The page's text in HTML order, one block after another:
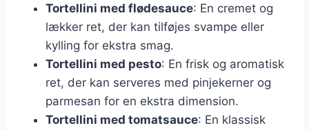
Tortellini med flødesauce: En cremet og
lækker ret, der kan tilføjes svampe eller
kylling for ekstra smag.
Tortellini med pesto: En frisk og aromatisk
ret, der kan serveres med pinjekerner og
parmesan for en ekstra dimension.
Tortellini med tomatsauce: En klassisk